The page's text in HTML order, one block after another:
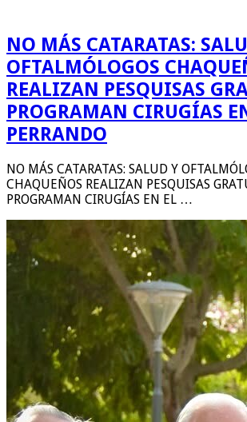
NO MÁS CATARATAS:
OFTALMÓLOGOS
REALIZAN PESQUISAS
PROGRAMAN CIRUGÍAS
PERRANDO
NO MÁS CATARATAS: SALUD Y
CHAQUEÑOS REALIZAN PESQUISAS
PROGRAMAN CIRUGÍAS EN EL …